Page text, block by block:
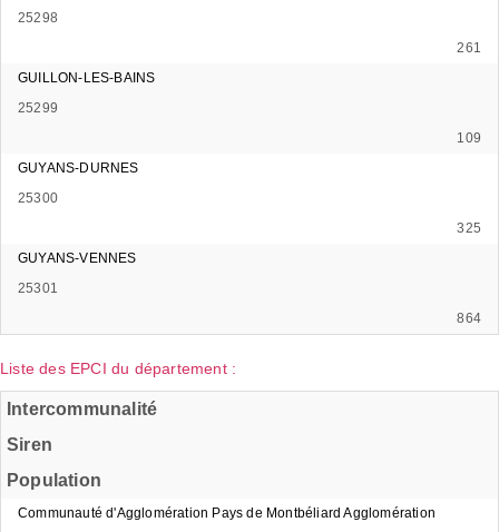
25298
261
GUILLON-LES-BAINS
25299
109
GUYANS-DURNES
25300
325
GUYANS-VENNES
25301
864
Liste des EPCI du département :
Intercommunalité
Siren
Population
Communauté d'Agglomération Pays de Montbéliard Agglomération